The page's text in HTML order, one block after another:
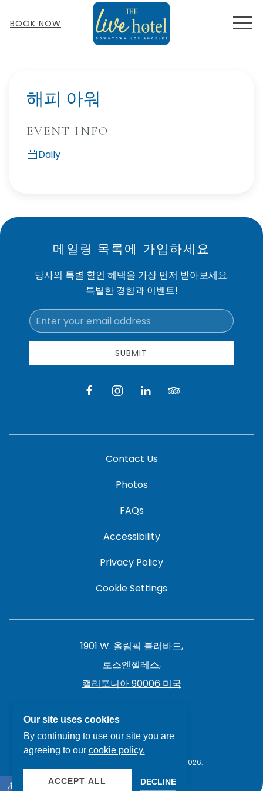
BOOK NOW
해피 아워
EVENT INFO
Daily
메일링 목록에 가입하세요
당사의 특별 할인 혜택을 가장 먼저 받아보세요.
특별한 경험과 이벤트!
Email
Address
SUBMIT
facebookinstagramlinkedintripadvisor
Contact Us
Photos
FAQs
Accessibility
Privacy Policy
Cookie Settings
1901 W. 올림픽 블러바드,
로스엔젤레스,
캘리포니아 90006 미국
213.385.7141
THE LIVE HOTEL, ALL RIGHTS RESERVED 2026.
Our site uses cookies
By continuing to use our site you are
agreeing to our cookie policy.
ACCEPT ALL DECLINE